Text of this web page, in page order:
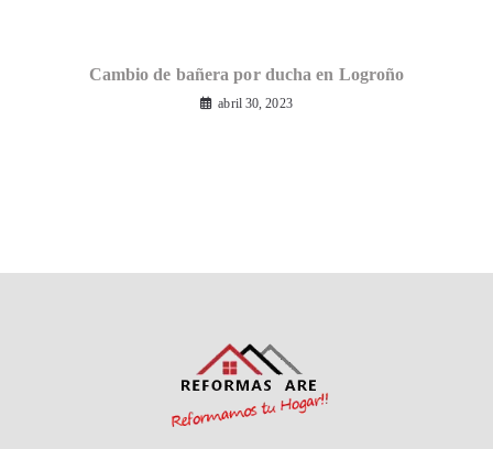
Cambio de bañera por ducha en Logroño
abril 30, 2023